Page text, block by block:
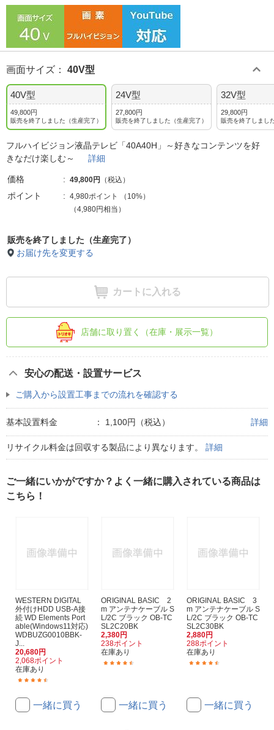
画面サイズ ： 40V型
40V型
49,800円
販売を終了しました（生産完了）
24V型
27,800円
販売を終了しました（生産完了）
32V型
29,800円
販売を終了しまし
フルハイビジョン液晶テレビ「40A40H」～好きなコンテンツを好
きなだけ楽しむ～ 詳細
価格 49,800円 （税込）
ポイント 4,980ポイント （ 10%）
（4,980円相当）
販売を終了しました（生産完了）
お届け先を変更する
カートに入れる
店舗に取り置く（在庫・展示一覧）
安心の配送・設置サービス
ご購入から設置工事までの流れを確認する
基本設置料金 ： 1,100円（税込） 詳細
リサイクル料金は回収する製品により異なります。 詳細
ご一緒にいかがですか？よく一緒に購入されている商品は
こちら！
WESTERN DIGITAL
外付けHDD USB-A接
続 WD Elements Port
able(Windows11対応)
WDBUZG0010BBK-
J...
20,680円
2,068ポイント
在庫あり
一緒に買う
ORIGINAL BASIC 2
m アンテナケーブル S
L/2C ブラック OB-TC
SL2C20BK
2,380円
238ポイント
在庫あり
一緒に買う
ORIGINAL BASIC 3
m アンテナケーブル S
L/2C ブラック OB-TC
SL2C30BK
2,880円
288ポイント
在庫あり
一緒に買う